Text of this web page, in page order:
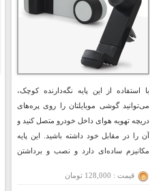
با استفاده از این پایه نگه‌دارنده کوچک،
می‌توانید گوشی موبایلتان را روی پره‌های
دریچه تهویه هوای داخل خودرو متصل کنید و
آن را در مقابل خود داشته باشید. این پایه
مکانیزم ساده‌ای دارد و نصب و برداشتن
قیمت : 128,000 تومان